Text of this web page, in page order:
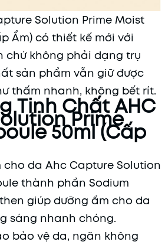
Solution Prime Moist
Ẩm) có thiết kế mới với
chứ không phải dạng trụ
sản phẩm vẫn giữ được
thấm nhanh, không bết rít.
Tinh Chất AHC
Prime
50ml (Cấp
da Ahc Capture Solution
thành phần Sodium
giúp dưỡng ẩm cho da
sáng nhanh chóng.
bảo vệ da, ngăn không